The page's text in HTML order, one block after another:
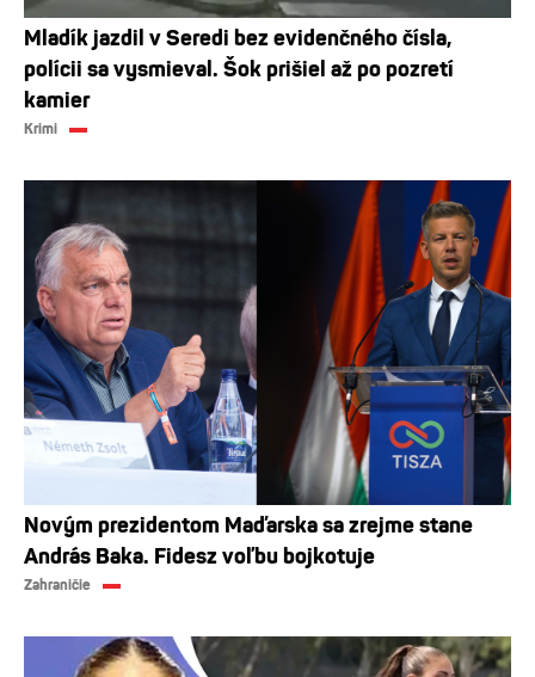
Mladík jazdil v Seredi bez evidenčného čísla,
polícii sa vysmieval. Šok prišiel až po pozretí
kamier
Krimi
Novým prezidentom Maďarska sa zrejme stane
András Baka. Fidesz voľbu bojkotuje
Zahraničie